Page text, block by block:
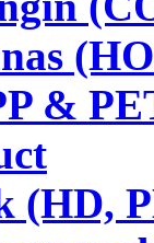
&
(HD,